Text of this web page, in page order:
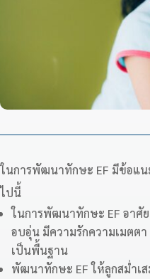
ในการพัฒนาทักษะ EF มีข้อแน
ไปนี้
ในการพัฒนาทักษะ EF อาศั
อบอุ่น มีความรักความเมตต
เป็นพื้นฐาน
พัฒนาทักษะ EF ให้ลูกสม่ำเ